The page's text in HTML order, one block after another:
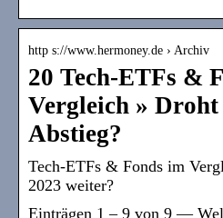
http s://www.hermoney.de › Archiv
20 Tech-ETFs &
Vergleich » Droht
Abstieg?
Tech-ETFs & Fonds im
2023 weiter?
Einträgen 1 – 9 von 9 —